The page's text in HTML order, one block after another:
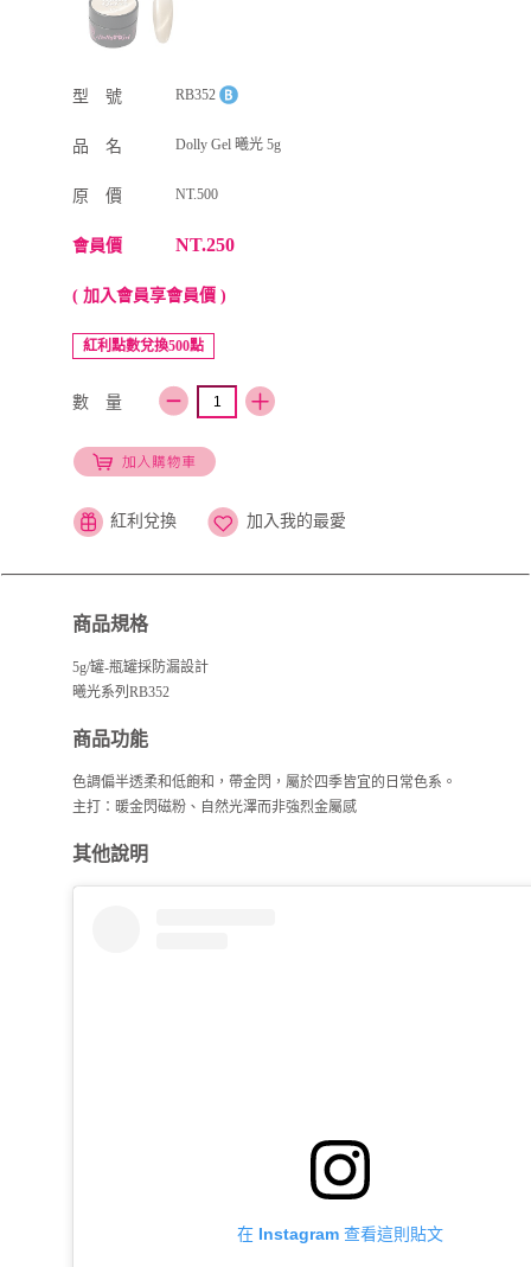
型 號 RB352
品 名 Dolly Gel 曦光 5g
原 價 NT.500
會員價 NT.250
( 加入會員享會員價 )
紅利點數兌換500點
數 量
紅利兌換 加入我的最愛
商品規格
5g/罐-瓶罐採防漏設計
曦光系列RB352
商品功能
色調偏半透柔和低飽和，帶金閃，屬於四季皆宜的日常色系。
主打：暖金閃磁粉、自然光澤而非強烈金屬感
其他說明
在 Instagram 查看這則貼文